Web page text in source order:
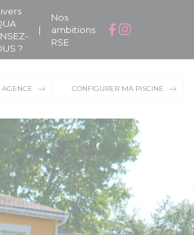
?
|
Nos
ambitions
RSE
CONFIGURER MA PISCINE